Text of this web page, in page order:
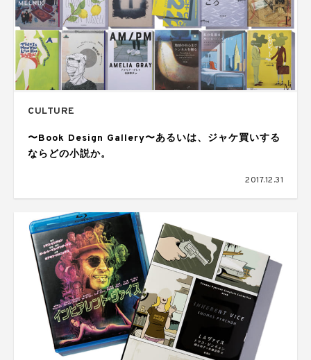
CULTURE
〜Book Design Gallery〜あるいは、ジャケ買いする
ならどの小説か。
2017.12.31